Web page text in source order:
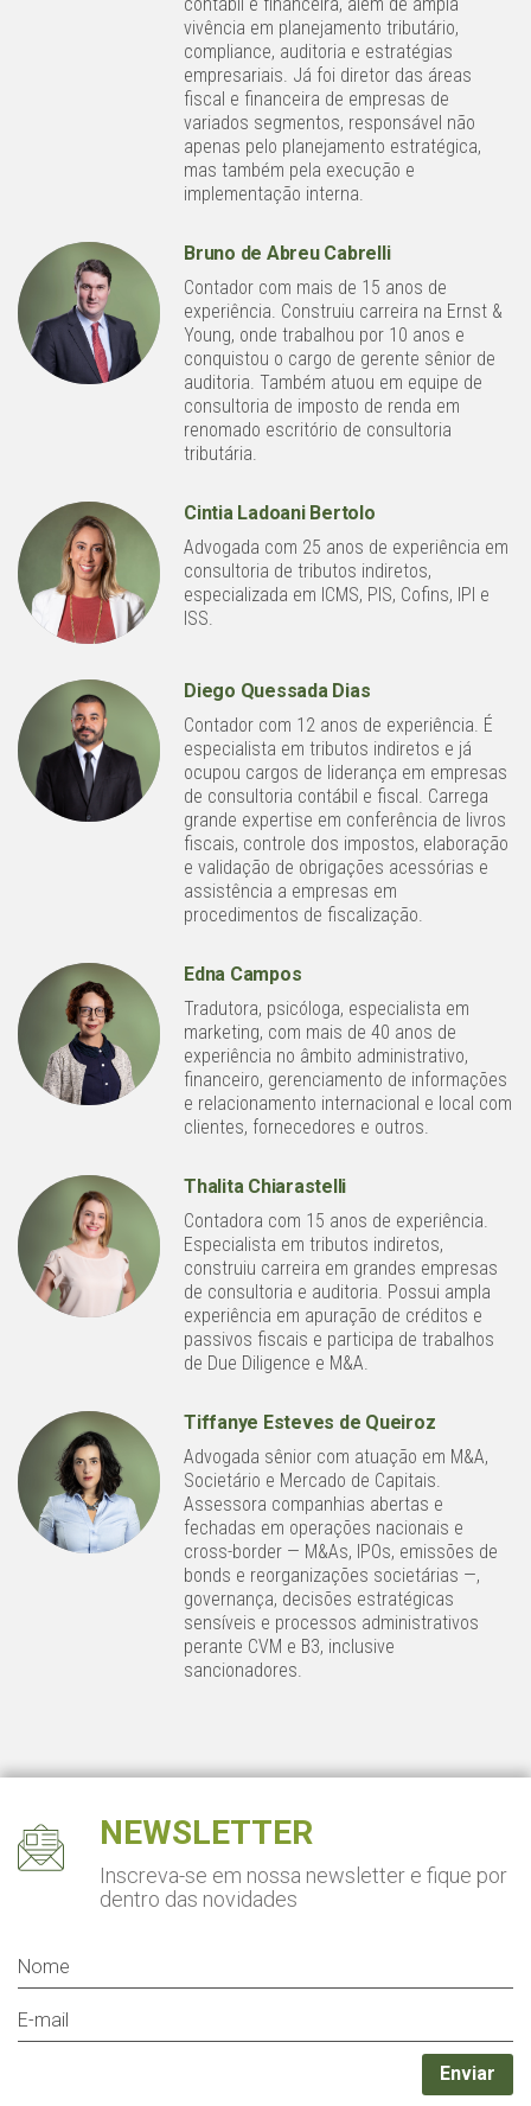
vivência em planejamento tributário,
compliance, auditoria e estratégias
empresariais. Já foi diretor das áreas
fiscal e financeira de empresas de
variados segmentos, responsável não
apenas pelo planejamento estratégica,
mas também pela execução e
implementação interna.
Bruno de Abreu Cabrelli
Contador com mais de 15 anos de
experiência. Construiu carreira na Ernst &
Young, onde trabalhou por 10 anos e
conquistou o cargo de gerente sênior de
auditoria. Também atuou em equipe de
consultoria de imposto de renda em
renomado escritório de consultoria
tributária.
Cintia Ladoani Bertolo
Advogada com 25 anos de experiência em
consultoria de tributos indiretos,
especializada em ICMS, PIS, Cofins, IPI e
ISS.
Diego Quessada Dias
Contador com 12 anos de experiência. É
especialista em tributos indiretos e já
ocupou cargos de liderança em empresas
de consultoria contábil e fiscal. Carrega
grande expertise em conferência de livros
fiscais, controle dos impostos, elaboração
e validação de obrigações acessórias e
assistência a empresas em
procedimentos de fiscalização.
Edna Campos
Tradutora, psicóloga, especialista em
marketing, com mais de 40 anos de
experiência no âmbito administrativo,
financeiro, gerenciamento de informações
e relacionamento internacional e local com
clientes, fornecedores e outros.
Thalita Chiarastelli
Contadora com 15 anos de experiência.
Especialista em tributos indiretos,
construiu carreira em grandes empresas
de consultoria e auditoria. Possui ampla
experiência em apuração de créditos e
passivos fiscais e participa de trabalhos
de Due Diligence e M&A.
Tiffanye Esteves de Queiroz
Advogada sênior com atuação em M&A,
Societário e Mercado de Capitais.
Assessora companhias abertas e
fechadas em operações nacionais e
cross-border — M&As, IPOs, emissões de
bonds e reorganizações societárias —,
governança, decisões estratégicas
sensíveis e processos administrativos
perante CVM e B3, inclusive
sancionadores.
NEWSLETTER
Inscreva-se em nossa newsletter e fique por
dentro das novidades